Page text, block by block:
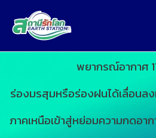
พยากรณ์อากาศ
ร่องมรสุมหรือร่องฝนได้เลื่อนล
ภาคเหนือเข้าสู่หย่อมความกดอา